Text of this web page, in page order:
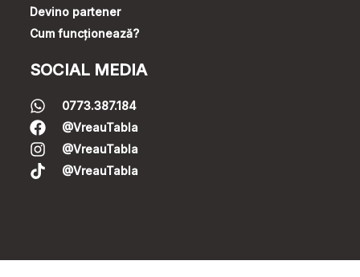
Devino partener
Cum funcționează?
SOCIAL MEDIA
0773.387.184
@VreauTabla
@VreauTabla
@VreauTabla